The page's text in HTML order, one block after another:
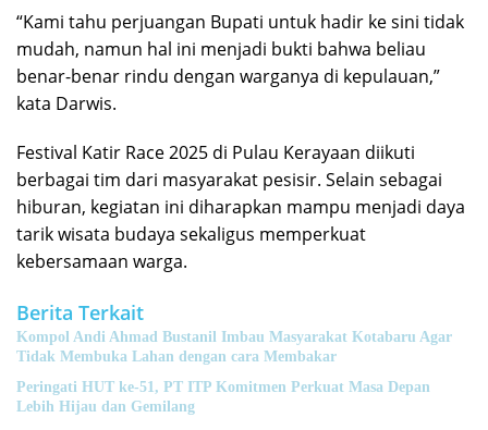
“Kami tahu perjuangan Bupati untuk hadir ke sini tidak
mudah, namun hal ini menjadi bukti bahwa beliau
benar-benar rindu dengan warganya di kepulauan,”
kata Darwis.
Festival Katir Race 2025 di Pulau Kerayaan diikuti
berbagai tim dari masyarakat pesisir. Selain sebagai
hiburan, kegiatan ini diharapkan mampu menjadi daya
tarik wisata budaya sekaligus memperkuat
kebersamaan warga.
Berita Terkait
Kompol Andi Ahmad Bustanil Imbau Masyarakat Kotabaru Agar
Tidak Membuka Lahan dengan cara Membakar
Peringati HUT ke-51, PT ITP Komitmen Perkuat Masa Depan
Lebih Hijau dan Gemilang